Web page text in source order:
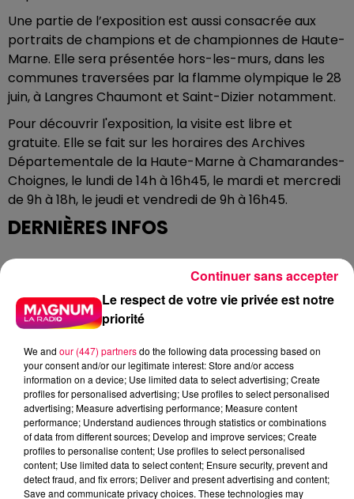
Une partie de l’exposition est aussi consacrée aux
portraits de champions et de championnes de Haute-
Marne. Elle sera présentée hors-les-murs, dans les
communes traversées par la flamme olympique le 28
juin, à Langres Chaumont et Saint-Dizier notamment.
Pour découvrir l'exposition, la visite est libre et
gratuite. Elle se fait sur les horaires des Archives
Départementale de la Haute-Marne à Chamarandes-
Choignes, le lundi de 14h à 16h45, le mardi et mercredi
de 9h à 18h, le jeudi et vendredi de 9h à 16h45.
DERNIÈRES INFOS
Le respect de votre vie privée est notre
priorité
We and our (447) partnersdo the following data processing based on
your consent and/or our legitimate interest: Store and/or access
information on a device; Use limited data to select advertising; Create
profiles for personalised advertising; Use profiles to select personalised
advertising; Measure advertising performance; Measure content
performance; Understand audiences through statistics or combinations
of data from different sources; Develop and improve services; Create
profiles to personalise content; Use profiles to select personalised
content; Use limited data to select content; Ensure security, prevent and
detect fraud, and fix errors; Deliver and present advertising and content;
Save and communicate privacy choices. These technologies may
Continuer sans accepter